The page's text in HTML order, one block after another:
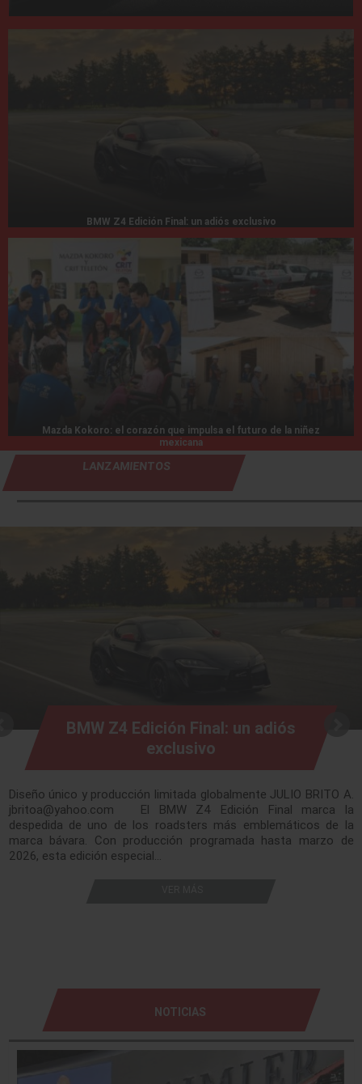
BMW Z4 Edición Final: un adiós exclusivo
Mazda Kokoro: el corazón que impulsa el futuro de la niñez
mexicana
LANZAMIENTOS
BMW Z4 Edición Final: un adiós
exclusivo
Diseño único y producción limitada globalmente JULIO BRITO A.
jbritoa@yahoo.com El BMW Z4 Edición Final marca la
despedida de uno de los roadsters más emblemáticos de la
marca bávara. Con producción programada hasta marzo de
2026, esta edición especial…
NOTICIAS